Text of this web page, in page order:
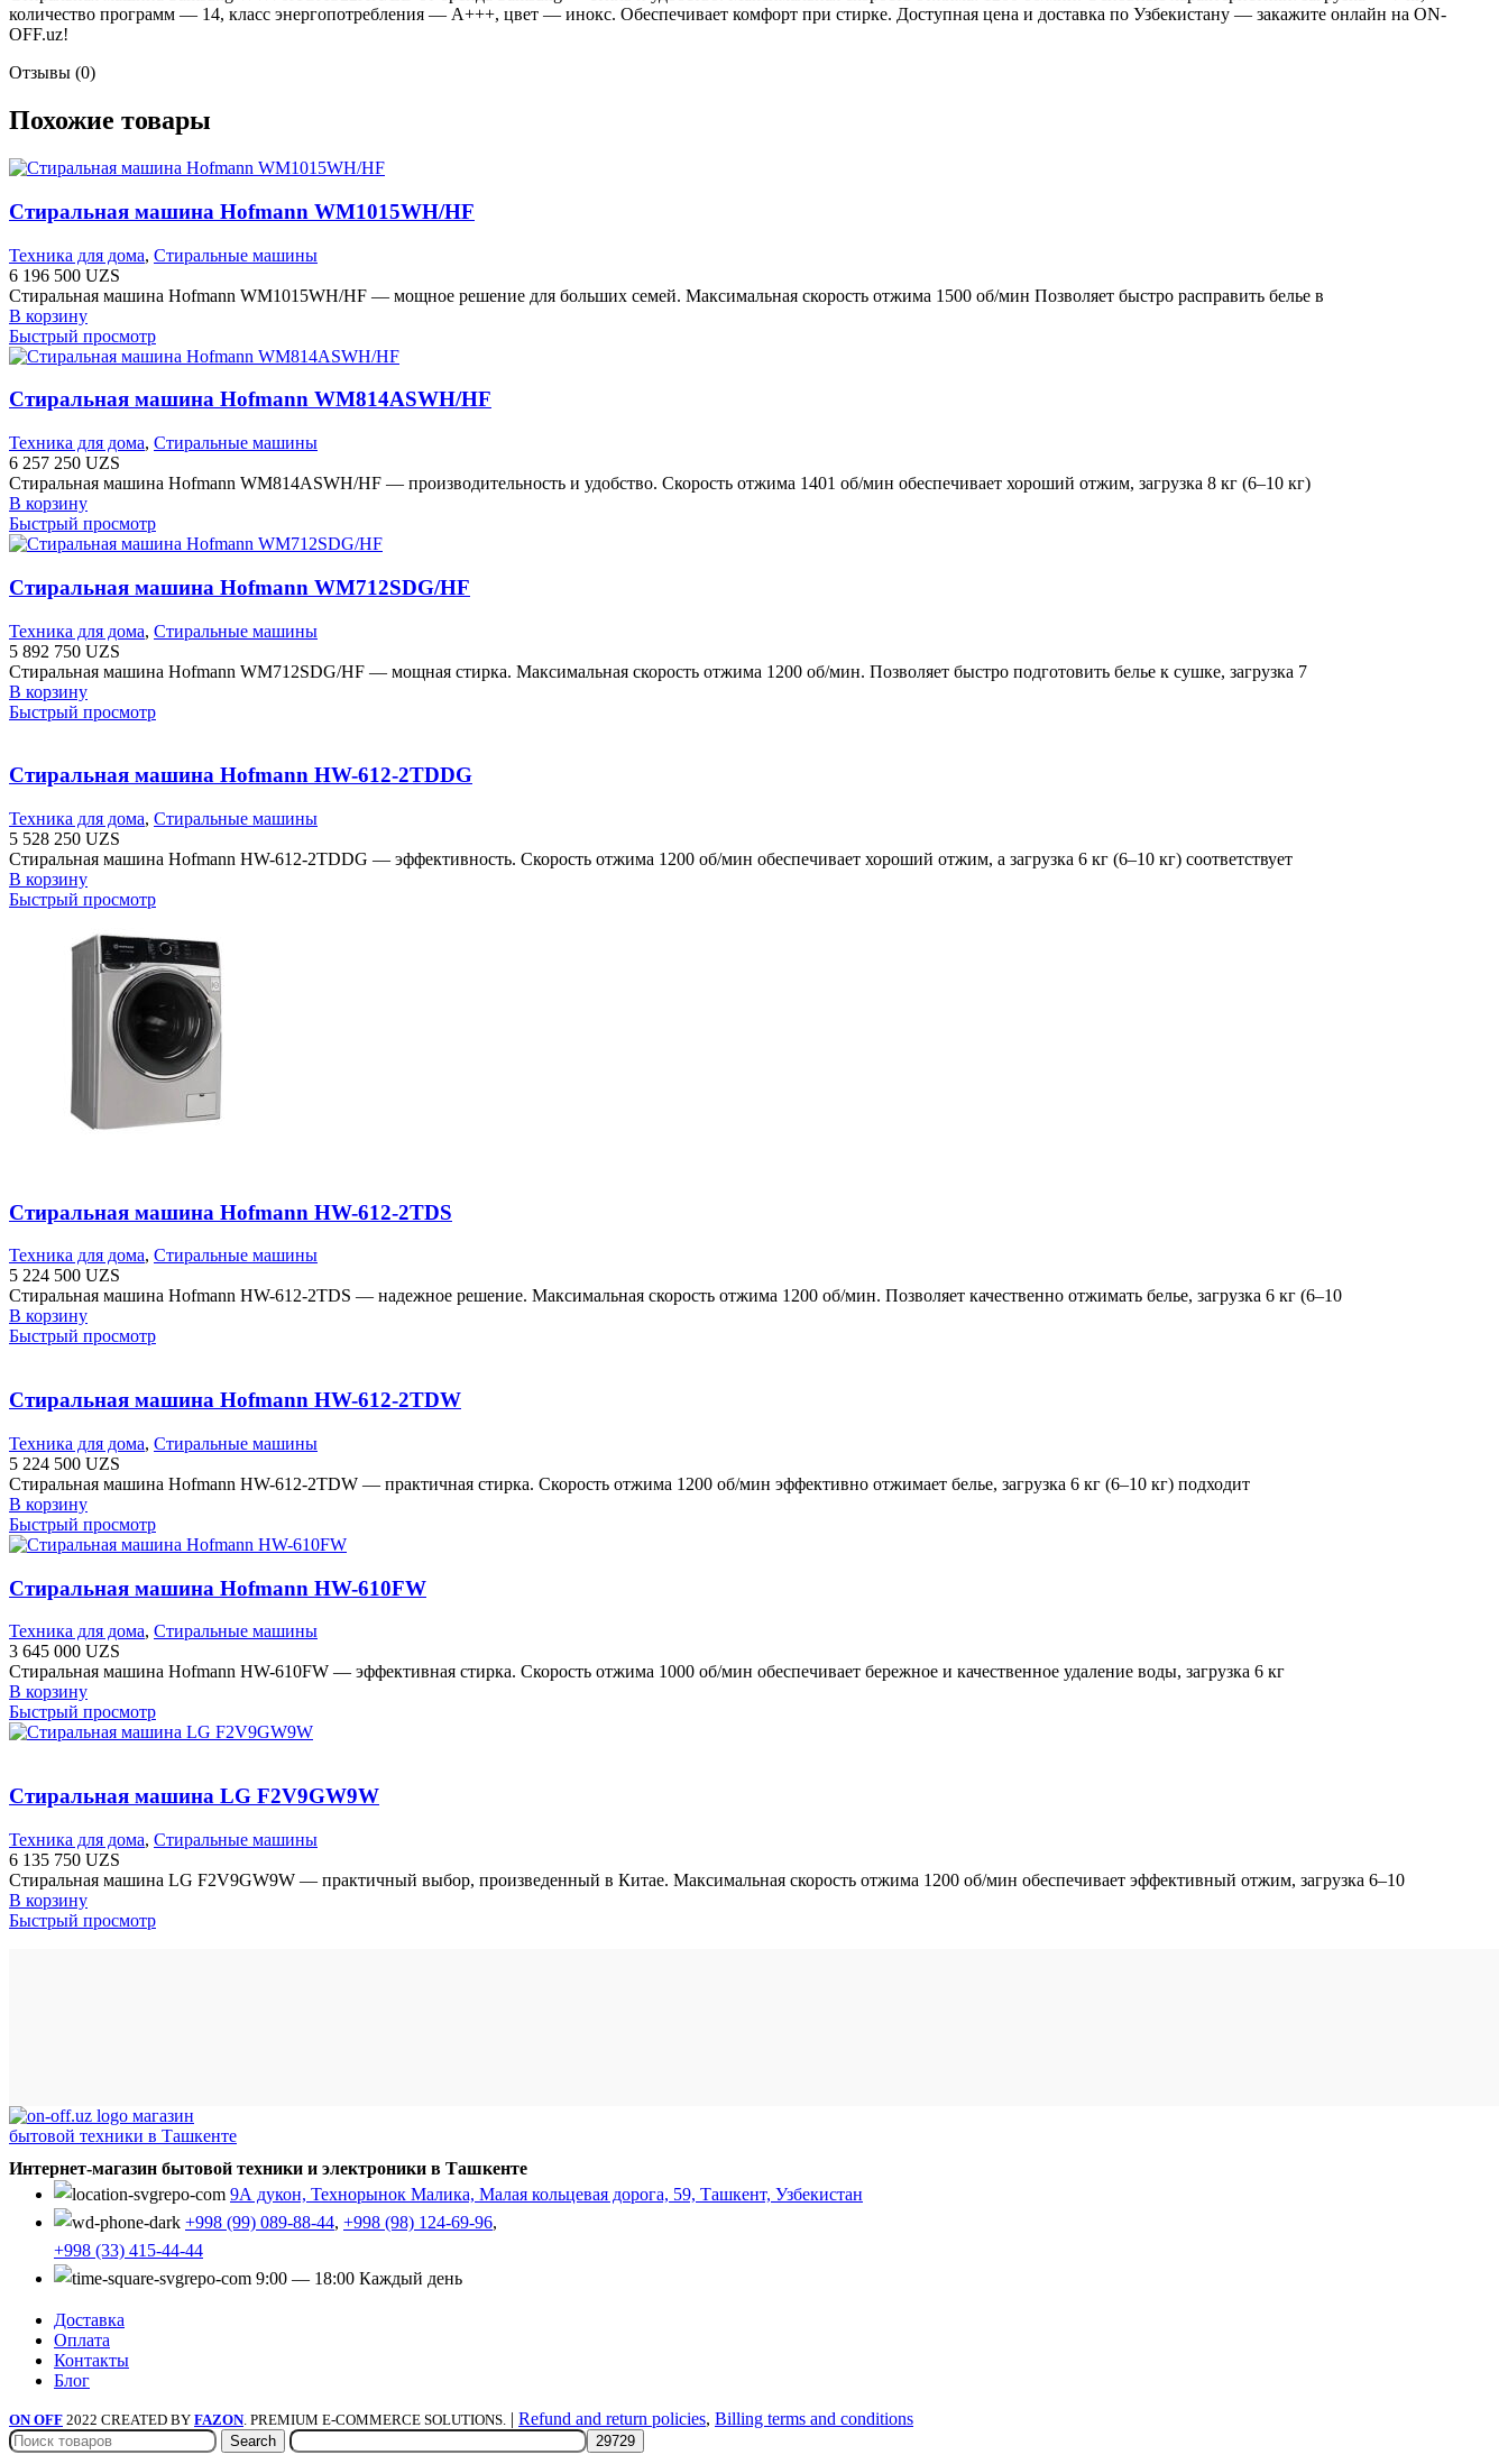
количество программ — 14, класс энергопотребления — A+++, цвет — инокс. Обеспечивает комфорт при стирке. Доступная цена и доставка по Узбекистану — закажите онлайн на ON-
OFF.uz!
Отзывы (0)
Похожие товары
Стиральная машина Hofmann WM1015WH/HF
Техника для дома, Стиральные машины
6 196 500 UZS
Стиральная машина Hofmann WM1015WH/HF — мощное решение для больших семей. Максимальная скорость отжима 1500 об/мин Позволяет быстро расправить белье в
В корзину
Быстрый просмотр
Стиральная машина Hofmann WM814ASWH/HF
Техника для дома, Стиральные машины
6 257 250 UZS
Стиральная машина Hofmann WM814ASWH/HF — производительность и удобство. Скорость отжима 1401 об/мин обеспечивает хороший отжим, загрузка 8 кг (6–10 кг)
В корзину
Быстрый просмотр
Стиральная машина Hofmann WM712SDG/HF
Техника для дома, Стиральные машины
5 892 750 UZS
Стиральная машина Hofmann WM712SDG/HF — мощная стирка. Максимальная скорость отжима 1200 об/мин. Позволяет быстро подготовить белье к сушке, загрузка 7
В корзину
Быстрый просмотр
Стиральная машина Hofmann HW-612-2TDDG
Техника для дома, Стиральные машины
5 528 250 UZS
Стиральная машина Hofmann HW-612-2TDDG — эффективность. Скорость отжима 1200 об/мин обеспечивает хороший отжим, а загрузка 6 кг (6–10 кг) соответствует
В корзину
Быстрый просмотр
Стиральная машина Hofmann HW-612-2TDS
Техника для дома, Стиральные машины
5 224 500 UZS
Стиральная машина Hofmann HW-612-2TDS — надежное решение. Максимальная скорость отжима 1200 об/мин. Позволяет качественно отжимать белье, загрузка 6 кг (6–10
В корзину
Быстрый просмотр
Стиральная машина Hofmann HW-612-2TDW
Техника для дома, Стиральные машины
5 224 500 UZS
Стиральная машина Hofmann HW-612-2TDW — практичная стирка. Скорость отжима 1200 об/мин эффективно отжимает белье, загрузка 6 кг (6–10 кг) подходит
В корзину
Быстрый просмотр
Стиральная машина Hofmann HW-610FW
Техника для дома, Стиральные машины
3 645 000 UZS
Стиральная машина Hofmann HW-610FW — эффективная стирка. Скорость отжима 1000 об/мин обеспечивает бережное и качественное удаление воды, загрузка 6 кг
В корзину
Быстрый просмотр
Стиральная машина LG F2V9GW9W
Техника для дома, Стиральные машины
6 135 750 UZS
Стиральная машина LG F2V9GW9W — практичный выбор, произведенный в Китае. Максимальная скорость отжима 1200 об/мин обеспечивает эффективный отжим, загрузка 6–10
В корзину
Быстрый просмотр
Интернет-магазин бытовой техники и электроники в Ташкенте
9А дукон, Технорынок Малика, Малая кольцевая дорога, 59, Ташкент, Узбекистан
+998 (99) 089-88-44, +998 (98) 124-69-96,
+998 (33) 415-44-44
9:00 — 18:00 Каждый день
Доставка
Оплата
Контакты
Блог
ON OFF 2022 CREATED BY FAZON. PREMIUM E-COMMERCE SOLUTIONS. | Refund and return policies, Billing terms and conditions
Search